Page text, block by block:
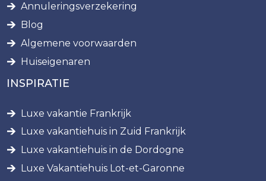
Annuleringsverzekering
Blog
Algemene voorwaarden
Huiseigenaren
INSPIRATIE
Luxe vakantie Frankrijk
Luxe vakantiehuis in Zuid Frankrijk
Luxe vakantiehuis in de Dordogne
Luxe Vakantiehuis Lot-et-Garonne